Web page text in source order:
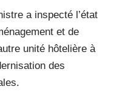
a inspecté l’état
et de
unité hôtelière à
des